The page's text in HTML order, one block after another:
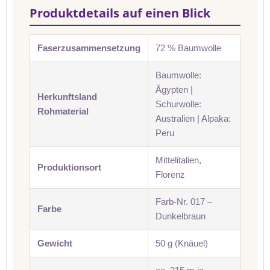
Produktdetails auf einen Blick
Faserzusammensetzung 72 % Baumwolle
Herkunftsland
Rohmaterial
Baumwolle:
Ägypten |
Schurwolle:
Australien | Alpaka:
Peru
Produktionsort
Mittelitalien,
Florenz
Farbe
Farb-Nr. 017 –
Dunkelbraun
Gewicht 50 g (Knäuel)